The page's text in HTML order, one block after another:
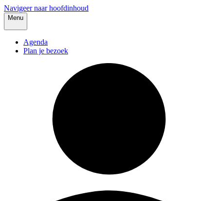
Navigeer naar hoofdinhoud
Menu
Agenda
Plan je bezoek